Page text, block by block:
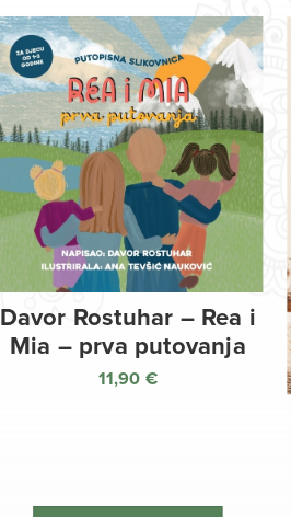
Davor Rostuhar – Rea i
Mia – prva putovanja
11,90 €